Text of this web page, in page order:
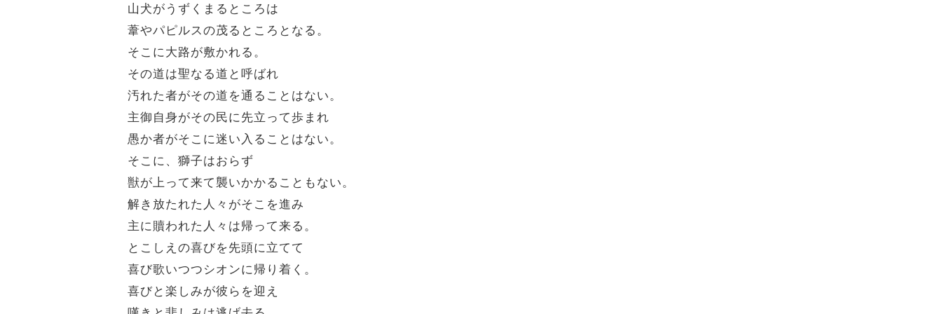
山犬がうずくまるところは
葦やパピルスの茂るところとなる。
そこに大路が敷かれる。
その道は聖なる道と呼ばれ
汚れた者がその道を通ることはない。
主御自身がその民に先立って歩まれ
愚か者がそこに迷い入ることはない。
そこに、獅子はおらず
獣が上って来て襲いかかることもない。
解き放たれた人々がそこを進み
主に贖われた人々は帰って来る。
とこしえの喜びを先頭に立てて
喜び歌いつつシオンに帰り着く。
喜びと楽しみが彼らを迎え